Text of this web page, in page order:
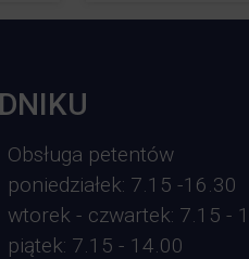
Obsługa petentów
poniedziałek: 7.15 -16.30
wtorek - czwartek: 7.15 -
piątek: 7.15 - 14.00
R.